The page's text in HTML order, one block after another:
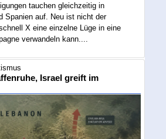
tauchen gleichzeitig in
Spanien auf. Neu ist nicht der
X eine einzelne Lüge in eine
verwandeln kann....
Israel greift im